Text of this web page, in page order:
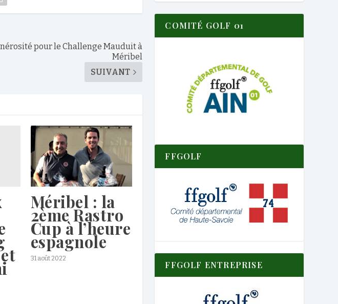
pour le Challenge Mauduit à
Méribel
SUIVANT
Méribel : la
2ème Rastro
Cup à l’heure
espagnole
31 août 2022
COMITÉ GOLF 01
FFGOLF
FFGOLF ENTREPRISE